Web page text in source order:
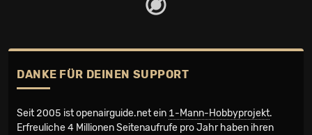
DANKE FÜR DEINEN SUPPORT
Seit 2005 ist openairguide.net ein 1-Mann-Hobbyprojekt.
Erfreuliche 4 Millionen Seiten­aufrufe pro Jahr haben ihren